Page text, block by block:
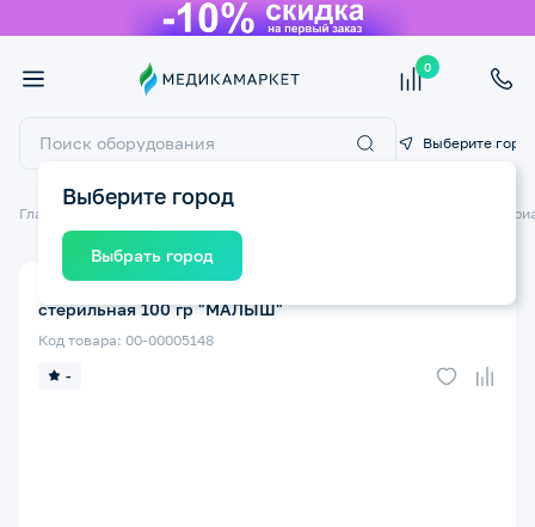
0
Выберите город
Выберите город
Выбрать город
Главная Медицинские расходные материалы Перевязочный
-
Код товара: 00-00005148
стерильная 100 гр "МАЛЫШ"